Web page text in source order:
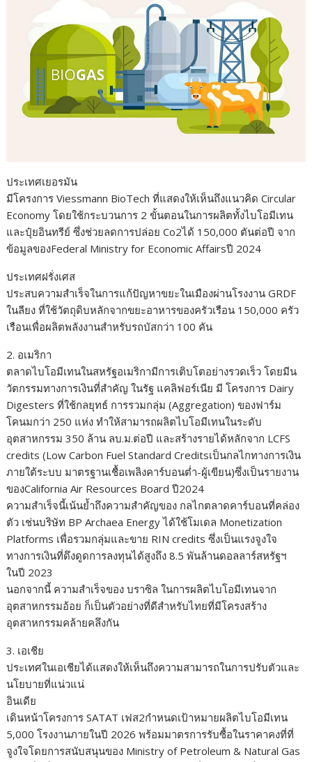
ประเทศเยอรมัน
มีโครงการ Viessmann BioTech ที่แสดงให้เห็นถึงแนวคิด Circular
Economy โดยใช้กระบวนการ 2 ขั้นตอนในการผลิตทั้งไบโอมีเทน
และปุ๋ยอินทรีย์ ซึ่งช่วยลดการปล่อย Co2ได้ 150,000 ตันต่อปี จาก
ข้อมูลของFederal Ministry for Economic Affairsปี 2024
ประเทศฝรั่งเศส
ประสบความสำเร็จในการแก้ปัญหาขยะในเมืองผ่านโรงงาน GRDF
ในลียง ที่ใช้วัตถุดิบหลักจากขยะอาหารของครัวเรือน 150,000 ครัว
เรือนเพื่อผลิตพลังงานสำหรับรถบัสกว่า 100 คัน
2. อเมริกา
ตลาดไบโอมีเทนในสหรัฐอเมริกามีการเติบโตอย่างรวดเร็ว โดยมีน
วัตกรรมทางการเงินที่สำคัญ ในรัฐ แคลิฟอร์เนีย มี โครงการ Dairy
Digesters ที่ใช้กลยุทธ์ การรวมกลุ่ม (Aggregation) ของฟาร์ม
โคนมกว่า 250 แห่ง ทำให้สามารถผลิตไบโอมีเทนในระดับ
อุตสาหกรรม 350 ล้าน ลบ.ม.ต่อปี และสร้างรายได้หลักจาก LCFS
credits (Low Carbon Fuel Standard Creditsเป็นกลไกทางการเงิน
ภายใต้ระบบ มาตรฐานเชื้อเพลิงคาร์บอนต่ำ-ผู้เขียน)ซึ่งเป็นรายงาน
ของCalifornia Air Resources Board ปี2024
ความสำเร็จนี้เน้นย้ำถึงความสำคัญของ กลไกตลาดคาร์บอนที่คล่อง
ตัว เช่นบริษัท BP Archaea Energy ได้ใช้โมเดล Monetization
Platforms เพื่อรวมกลุ่มและขาย RIN credits ซึ่งเป็นแรงจูงใจ
ทางการเงินที่ดึงดูดการลงทุนได้สูงถึง 8.5 พันล้านดอลลาร์สหรัฐฯ
ในปี 2023
นอกจากนี้ ความสำเร็จของ บราซิล ในการผลิตไบโอมีเทนจาก
อุตสาหกรรมอ้อย ก็เป็นตัวอย่างที่ดีสำหรับไทยที่มีโครงสร้าง
อุตสาหกรรมคล้ายคลึงกัน
3. เอเชีย
ประเทศในเอเชียได้แสดงให้เห็นถึงความสามารถในการปรับตัวและ
นโยบายที่แน่วแน่
อินเดีย
เดินหน้าโครงการ SATAT เฟส2กำหนดเป้าหมายผลิตไบโอมีเทน
5,000 โรงงานภายในปี 2026 พร้อมมาตรการรับซื้อในราคาคงที่ที่
จูงใจโดยการสนับสนุนของ Ministry of Petroleum & Natural Gas